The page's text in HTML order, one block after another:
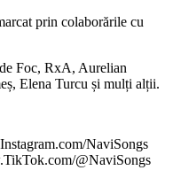
prin colaborările cu
Foc, RxA, Aurelian
Elena Turcu și mulți alții.
NaviSongs
@NaviSongs